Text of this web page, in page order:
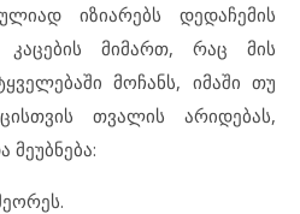
იზიარებს დედაჩემის
კაცების მიმართ, რაც მის
მოჩანს, იმაში თუ
თვალის არიდებას,
მეუბნება: